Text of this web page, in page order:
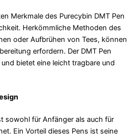
Merkmale des Purecybin DMT Pen
Herkömmliche Methoden des
oder Aufbrühen von Tees, können
erfordern. Der DMT Pen
bietet eine leicht tragbare und
sowohl für Anfänger als auch für
Ein Vorteil dieses Pens ist seine